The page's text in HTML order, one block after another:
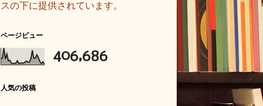
スの下に提供されています。
ページビュー
406,686
人気の投稿